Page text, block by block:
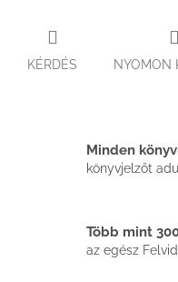
KÉRDÉS NYOMON
Minden
könyvjelzőt
Több mint
az egész